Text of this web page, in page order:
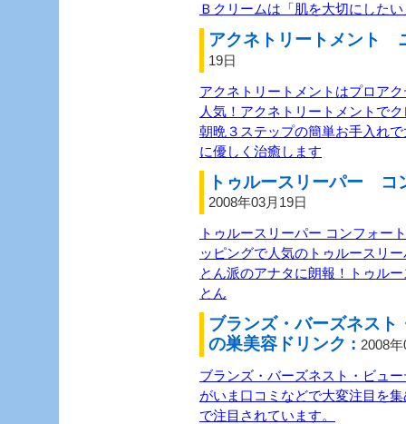
Ｂクリームは「肌を大切にした
アクネトリートメント
19日
アクネトリートメントはプロア
人気！アクネトリートメントで
朝晩３ステップの簡単お手入れ
に優しく治癒します
トゥルースリーパー
2008年03月19日
トゥルースリーパー コンフォ
ッピングで人気のトゥルースリ
とん派のアナタに朗報！トゥル
とん
ブランズ・バーズネス
の巣美容ドリンク : 2008
ブランズ・バーズネスト・ビュ
がいま口コミなどで大変注目を
で注目されています。